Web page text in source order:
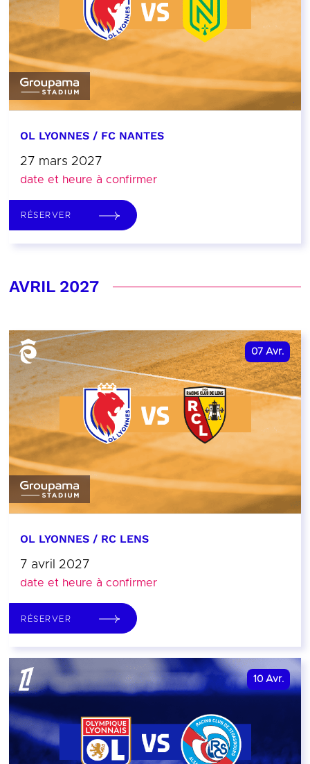
OL LYONNES / FC NANTES
27 mars 2027
date et heure à confirmer
RÉSERVER
AVRIL 2027
07 Avr.
OL LYONNES / RC LENS
7 avril 2027
date et heure à confirmer
RÉSERVER
10 Avr.